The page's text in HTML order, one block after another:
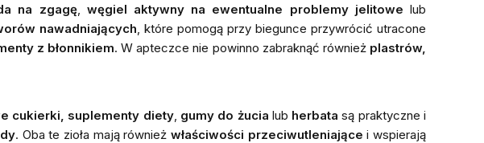
na zgagę, węgiel aktywny na ewentualne problemy jelitowe lub
nawadniających , które pomogą przy biegunce przywrócić utracone
z błonnikiem. W apteczce nie powinno zabraknąć również plastrów,
cukierki, suplementy diety, gumy do żucia lub herbata są praktyczne i
. Oba te zioła mają równieżwłaściwości przeciwutleniające i wspierają